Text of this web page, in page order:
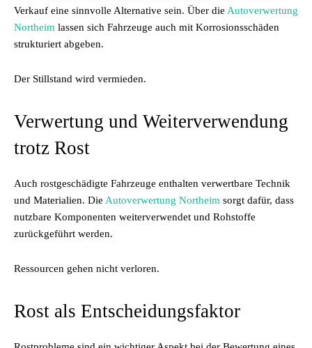
Verkauf eine sinnvolle Alternative sein. Über die Autoverwertung
Northeim lassen sich Fahrzeuge auch mit Korrosionsschäden
strukturiert abgeben.
Der Stillstand wird vermieden.
Verwertung und Weiterverwendung
trotz Rost
Auch rostgeschädigte Fahrzeuge enthalten verwertbare Technik
und Materialien. Die Autoverwertung Northeim sorgt dafür, dass
nutzbare Komponenten weiterverwendet und Rohstoffe
zurückgeführt werden.
Ressourcen gehen nicht verloren.
Rost als Entscheidungsfaktor